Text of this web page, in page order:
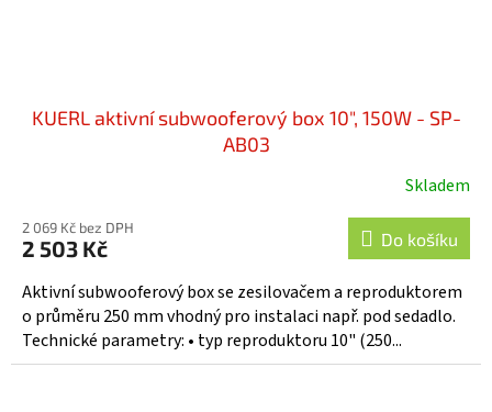
KUERL aktivní subwooferový box 10", 150W - SP-
AB03
Skladem
2 069 Kč bez DPH
2 503 Kč Do košíku
Aktivní subwooferový box se zesilovačem a reproduktorem
o průměru 250 mm vhodný pro instalaci např. pod sedadlo.
Technické parametry: • typ reproduktoru 10" (250...